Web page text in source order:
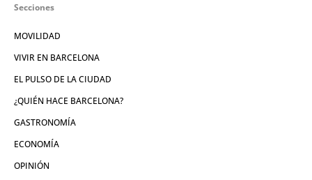
Secciones
MOVILIDAD
VIVIR EN BARCELONA
EL PULSO DE LA CIUDAD
¿QUIÉN HACE BARCELONA?
GASTRONOMÍA
ECONOMÍA
OPINIÓN